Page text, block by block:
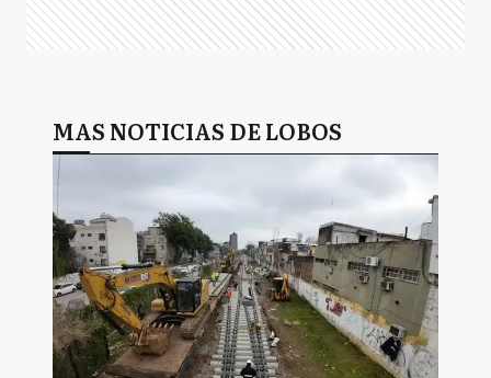
MAS NOTICIAS DE LOBOS